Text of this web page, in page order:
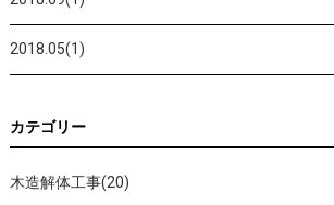
2018.05(1)
カテゴリー
木造解体工事(20)